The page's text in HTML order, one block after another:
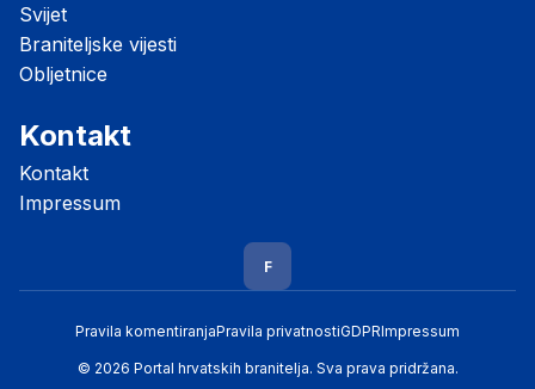
Svijet
Braniteljske vijesti
Obljetnice
Kontakt
Kontakt
Impressum
F
Pravila komentiranjaPravila privatnostiGDPRImpressum
© 2026 Portal hrvatskih branitelja. Sva prava pridržana.